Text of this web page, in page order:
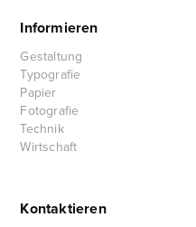
Informieren
Gestaltung
Typografie
Papier
Fotografie
Technik
Wirtschaft
Kontaktieren